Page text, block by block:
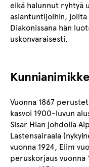
eikä halunnut ryhtyä
asiantuntijoihin, joilta
Diakonissana hän
uskonvaraisesti.
Vuonna 1867
kasvoi 1900-luvun
Sisar Hian johdolla
Lastensairaala
vuonna 1924, Elim
peruskorjaus vuonna